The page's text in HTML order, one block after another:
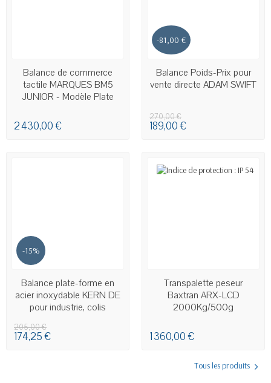
EN STOCK
Balance de commerce
tactile MARQUES BM5
JUNIOR - Modèle Plate
2 430,00 €
-81,00 €
EN STOCK
Balance Poids-Prix pour
vente directe ADAM SWIFT
270,00 €
189,00 €
-15%
EN STOCK
Balance plate-forme en
acier inoxydable KERN DE
pour industrie, colis
205,00 €
174,25 €
EN STOCK
Transpalette peseur
Baxtran ARX-LCD
2000Kg/500g
1 360,00 €
Tous les produits